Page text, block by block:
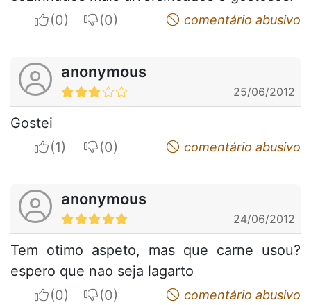
I apreciateI do not appreciatecomentário abusivo
anonymous
25/06/2012
Gostei
I apreciateI do not appreciatecomentário abusivo
anonymous
24/06/2012
Tem otimo aspeto, mas que carne usou?
espero que nao seja lagarto
I apreciateI do not appreciatecomentário abusivo